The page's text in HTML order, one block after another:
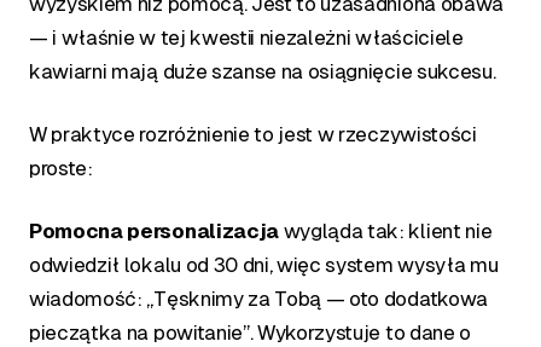
— i właśnie w tej kwestii niezależni właściciele
kawiarni mają duże szanse na osiągnięcie sukcesu.
W praktyce rozróżnienie to jest w rzeczywistości
proste:
Pomocna personalizacjawygląda tak: klient nie
odwiedził lokalu od 30 dni, więc system wysyła mu
wiadomość: „Tęsknimy za Tobą — oto dodatkowa
pieczątka na powitanie”. Wykorzystuje to dane o